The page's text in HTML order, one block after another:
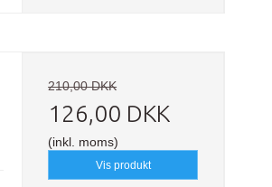
210,00 DKK
126,00 DKK
(inkl. moms)
Vis produkt